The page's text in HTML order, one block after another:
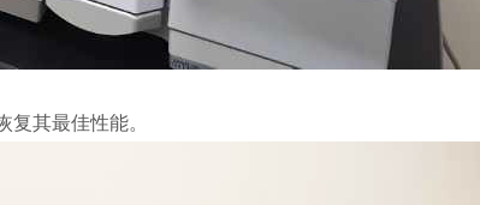
其最佳性能。